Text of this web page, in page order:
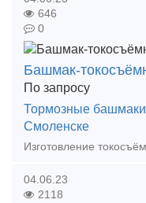
646
0
Башмак-
По запросу
Тормозные башмаки
Смоленске
04.06.23
2118